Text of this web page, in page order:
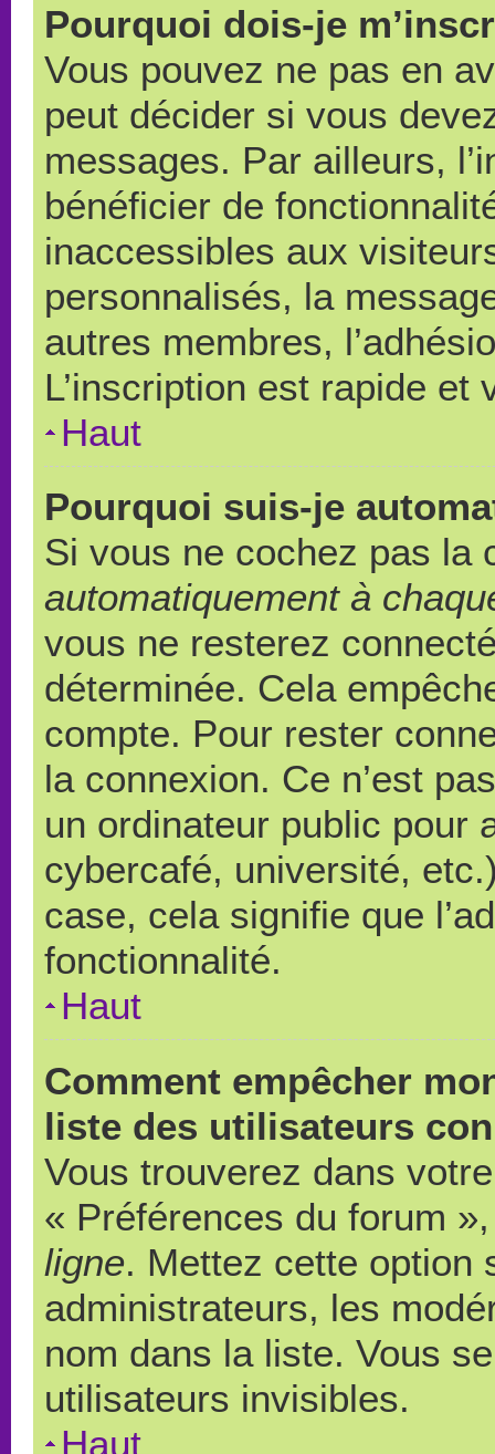
Pourquoi dois-je
Vous pouvez ne pas en
peut décider si vous
messages. Par ailleurs,
bénéficier de
inaccessibles aux
personnalisés, la
autres membres,
L’inscription est rapide et
Haut
Pourquoi suis-je
Si vous ne cochez pas la
automatiquement à
vous ne resterez
déterminée. Cela
compte. Pour rester
la connexion. Ce n’est
un ordinateur public pour
cybercafé, université,
case, cela signifie que
fonctionnalité.
Haut
Comment empêcher
liste des utilisateurs
Vous trouverez dans
« Préférences du forum
ligne. Mettez cette option
administrateurs, les
nom dans la liste. Vous
utilisateurs invisibles.
Haut